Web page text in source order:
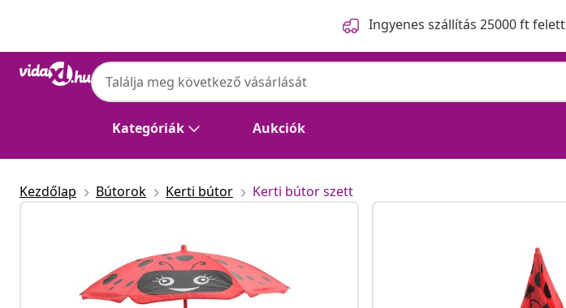
Ingyenes szállítás 25000 ft felett
Kategóriák Aukciók
Kezdőlap Bútorok Kerti bútor Kerti bútor szett